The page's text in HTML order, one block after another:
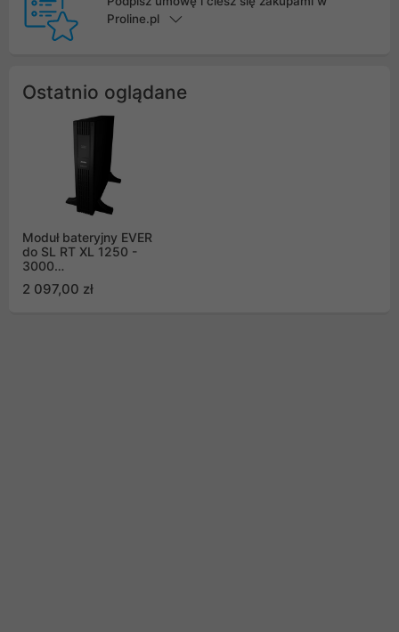
Proline.pl
Ostatnio oglądane
Moduł bateryjny EVER
do SL RT XL 1250 -
3000
2 097,00 zł